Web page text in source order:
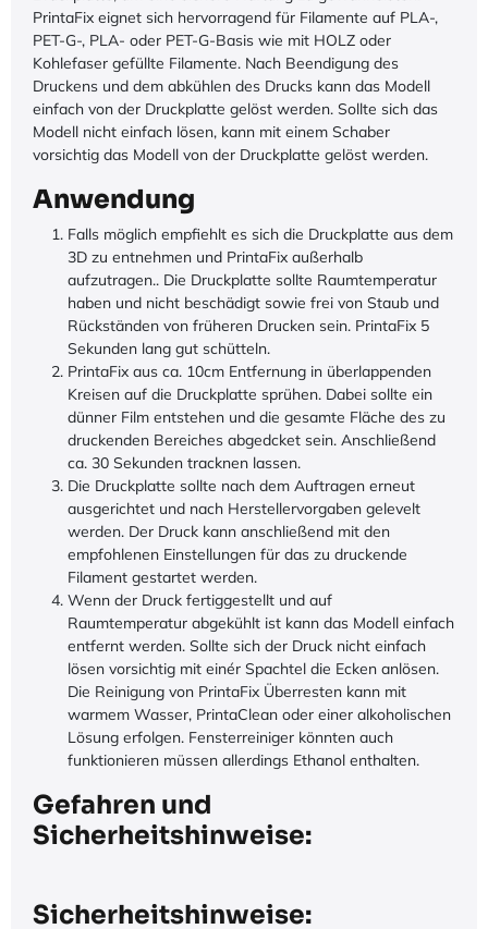
PrintaFix eignet sich hervorragend für Filamente auf PLA-,
PET-G-, PLA- oder PET-G-Basis wie mit HOLZ oder
Kohlefaser gefüllte Filamente. Nach Beendigung des
Druckens und dem abkühlen des Drucks kann das Modell
einfach von der Druckplatte gelöst werden. Sollte sich das
Modell nicht einfach lösen, kann mit einem Schaber
vorsichtig das Modell von der Druckplatte gelöst werden.
Anwendung
Falls möglich empfiehlt es sich die Druckplatte aus dem
3D zu entnehmen und PrintaFix außerhalb
aufzutragen.. Die Druckplatte sollte Raumtemperatur
haben und nicht beschädigt sowie frei von Staub und
Rückständen von früheren Drucken sein. PrintaFix 5
Sekunden lang gut schütteln.
PrintaFix aus ca. 10cm Entfernung in überlappenden
Kreisen auf die Druckplatte sprühen. Dabei sollte ein
dünner Film entstehen und die gesamte Fläche des zu
druckenden Bereiches abgedcket sein. Anschließend
ca. 30 Sekunden tracknen lassen.
Die Druckplatte sollte nach dem Auftragen erneut
ausgerichtet und nach Herstellervorgaben gelevelt
werden. Der Druck kann anschließend mit den
empfohlenen Einstellungen für das zu druckende
Filament gestartet werden.
Wenn der Druck fertiggestellt und auf
Raumtemperatur abgekühlt ist kann das Modell einfach
entfernt werden. Sollte sich der Druck nicht einfach
lösen vorsichtig mit einér Spachtel die Ecken anlösen.
Die Reinigung von PrintaFix Überresten kann mit
warmem Wasser, PrintaClean oder einer alkoholischen
Lösung erfolgen. Fensterreiniger könnten auch
funktionieren müssen allerdings Ethanol enthalten.
Gefahren und
Sicherheitshinweise:
Sicherheitshinweise: